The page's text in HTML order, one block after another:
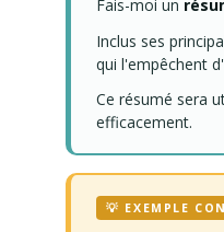
Fais-moi un
Inclus ses
qui l'empêchent
Ce résumé sera
efficacement.
💡 EXEMPLE